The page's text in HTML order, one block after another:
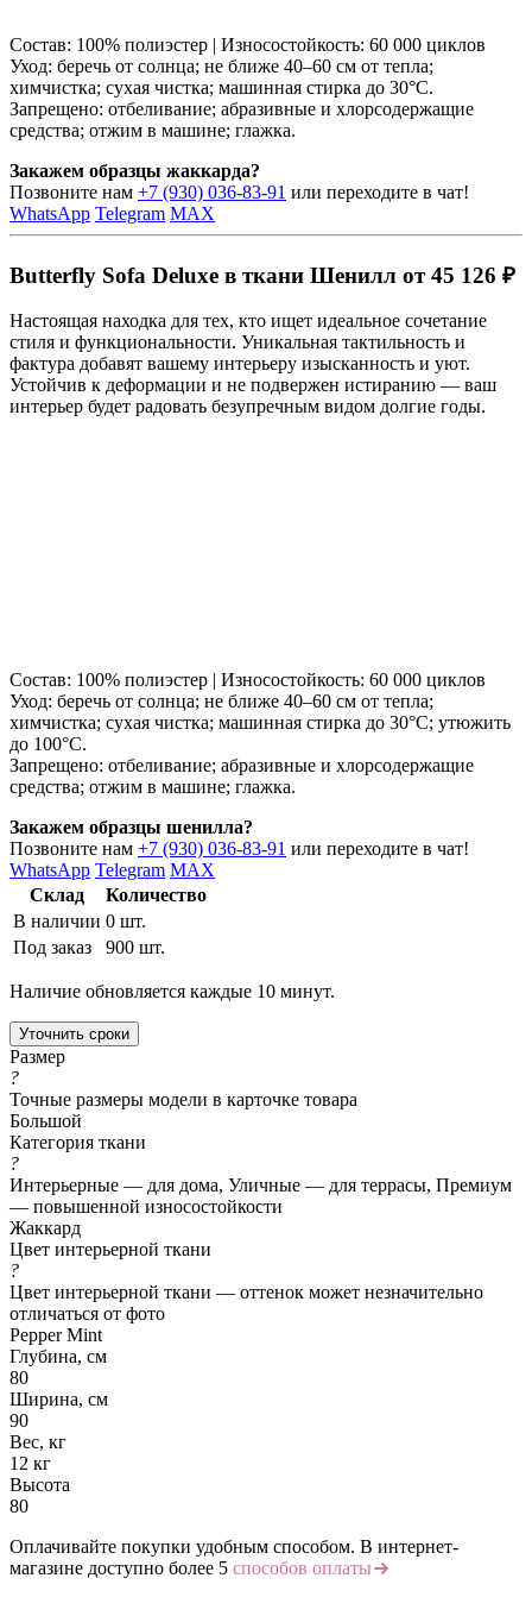
Состав: 100% полиэстер | Износостойкость: 60 000 циклов
Уход: беречь от солнца; не ближе 40–60 см от тепла;
химчистка; сухая чистка; машинная стирка до 30°C.
Запрещено: отбеливание; абразивные и хлорсодержащие
средства; отжим в машине; глажка.
Закажем образцы жаккарда?
Позвоните нам +7 (930) 036-83-91 или переходите в чат!
WhatsApp Telegram MAX
Butterfly Sofa Deluxe в ткани Шенилл от 45 126 ₽
Настоящая находка для тех, кто ищет идеальное сочетание
стиля и функциональности. Уникальная тактильность и
фактура добавят вашему интерьеру изысканность и уют.
Устойчив к деформации и не подвержен истиранию — ваш
интерьер будет радовать безупречным видом долгие годы.
Состав: 100% полиэстер | Износостойкость: 60 000 циклов
Уход: беречь от солнца; не ближе 40–60 см от тепла;
химчистка; сухая чистка; машинная стирка до 30°C; утюжить
до 100°C.
Запрещено: отбеливание; абразивные и хлорсодержащие
средства; отжим в машине; глажка.
Закажем образцы шенилла?
Позвоните нам +7 (930) 036-83-91 или переходите в чат!
WhatsApp Telegram MAX
Склад
Количество
В наличии 0 шт.
Под заказ
900 шт.
Наличие обновляется каждые 10 минут.
Уточнить сроки
Размер
?
Точные размеры модели в карточке товара
Большой
Категория ткани
?
Интерьерные — для дома, Уличные — для террасы, Премиум
— повышенной износостойкости
Жаккард
Цвет интерьерной ткани
?
Цвет интерьерной ткани — оттенок может незначительно
отличаться от фото
Pepper Mint
Глубина, см
80
Ширина, см
90
Вес, кг
12 кг
Высота
80
Оплачивайте покупки удобным способом. В интернет-
магазине доступно более 5 способов оплаты